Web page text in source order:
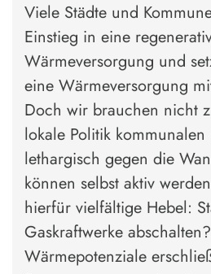
Viele Städte und
Einstieg in eine
Wärmeversorgung und
eine Wärmeversorgung
Doch wir brauchen nicht
lokale Politik kommunalen
lethargisch gegen die
können selbst aktiv
hierfür vielfältige Hebel:
Gaskraftwerke
Wärmepotenziale